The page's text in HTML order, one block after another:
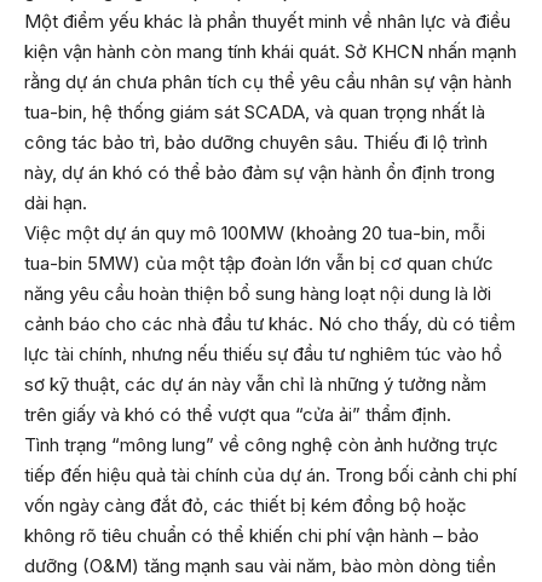
Một điểm yếu khác là phần thuyết minh về nhân lực và điều
kiện vận hành còn mang tính khái quát. Sở KHCN nhấn mạnh
rằng dự án chưa phân tích cụ thể yêu cầu nhân sự vận hành
tua-bin, hệ thống giám sát SCADA, và quan trọng nhất là
công tác bảo trì, bảo dưỡng chuyên sâu. Thiếu đi lộ trình
này, dự án khó có thể bảo đảm sự vận hành ổn định trong
dài hạn.
Việc một dự án quy mô 100MW (khoảng 20 tua-bin, mỗi
tua-bin 5MW) của một tập đoàn lớn vẫn bị cơ quan chức
năng yêu cầu hoàn thiện bổ sung hàng loạt nội dung là lời
cảnh báo cho các nhà đầu tư khác. Nó cho thấy, dù có tiềm
lực tài chính, nhưng nếu thiếu sự đầu tư nghiêm túc vào hồ
sơ kỹ thuật, các dự án này vẫn chỉ là những ý tưởng nằm
trên giấy và khó có thể vượt qua “cửa ải” thẩm định.
Tình trạng “mông lung” về công nghệ còn ảnh hưởng trực
tiếp đến hiệu quả tài chính của dự án. Trong bối cảnh chi phí
vốn ngày càng đắt đỏ, các thiết bị kém đồng bộ hoặc
không rõ tiêu chuẩn có thể khiến chi phí vận hành – bảo
dưỡng (O&M) tăng mạnh sau vài năm, bào mòn dòng tiền